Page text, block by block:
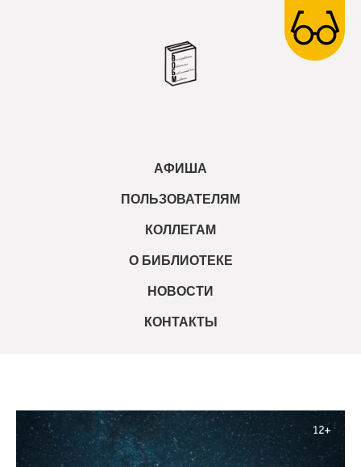
АФИША
ПОЛЬЗОВАТЕЛЯМ
КОЛЛЕГАМ
О БИБЛИОТЕКЕ
НОВОСТИ
КОНТАКТЫ